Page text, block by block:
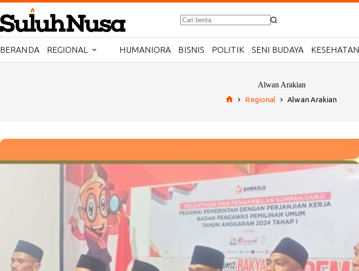
Skip
to
content
No
BERANDA REGIONAL HUMANIORA BISNIS POLITIK SENI BUDAYA KESEHATAN
Alwan Arakian
Regional Alwan Arakian